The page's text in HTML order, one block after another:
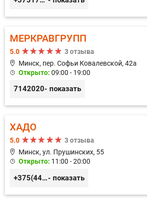
МЕРКРАВГРУПП
5.0
3 отзыва
Минск, пер. Софьи Ковалевской, 42а
Открыто: 09:00 - 19:00
7142020- показать
ХАДО
5.0
3 отзыва
Минск, ул. Прушинских, 55
Открыто: 11:00 - 20:00
+375(44) 559-27-77- показать